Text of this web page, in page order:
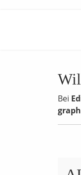
Bei